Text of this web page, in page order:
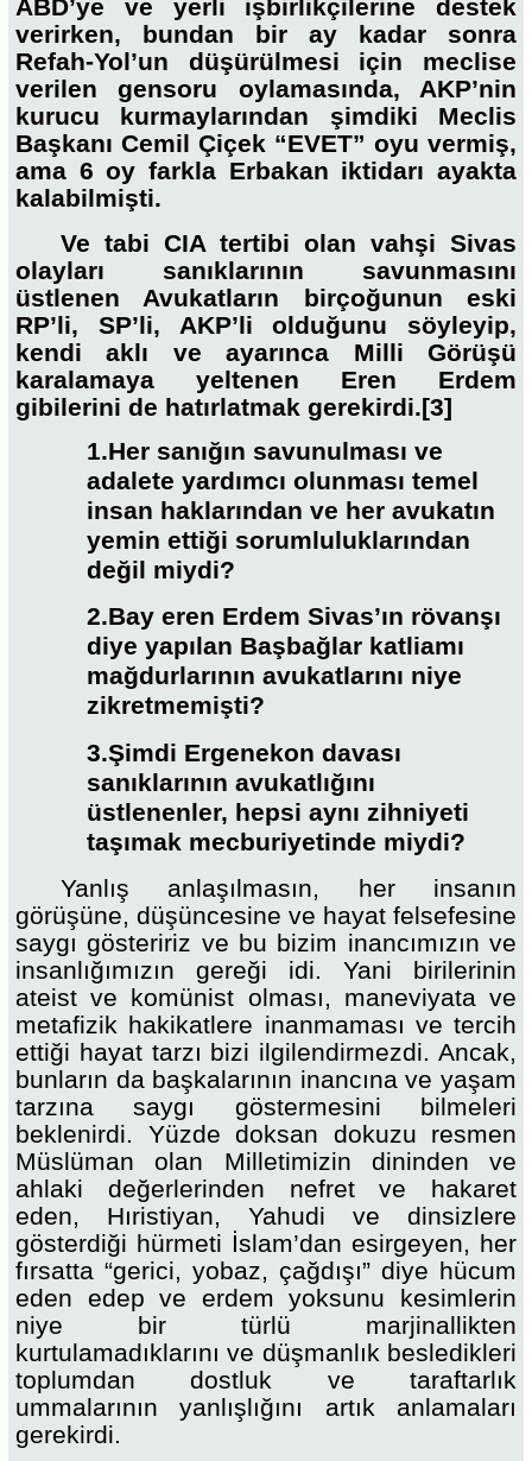
ABD’ye ve yerli işbirlikçilerine destek
verirken, bundan bir ay kadar sonra
Refah-Yol’un düşürülmesi için meclise
verilen gensoru oylamasında, AKP’nin
kurucu kurmaylarından şimdiki Meclis
Başkanı Cemil Çiçek “EVET” oyu vermiş,
ama 6 oy farkla Erbakan iktidarı ayakta
kalabilmişti.
Ve tabi CIA tertibi olan vahşi Sivas
olayları sanıklarının savunmasını
üstlenen Avukatların birçoğunun eski
RP’li, SP’li, AKP’li olduğunu söyleyip,
kendi aklı ve ayarınca Milli Görüşü
karalamaya yeltenen Eren Erdem
gibilerini de hatırlatmak gerekirdi.[3]
1.Her sanığın savunulması ve
adalete yardımcı olunması temel
insan haklarından ve her avukatın
yemin ettiği sorumluluklarından
değil miydi?
2.Bay eren Erdem Sivas’ın rövanşı
diye yapılan Başbağlar katliamı
mağdurlarının avukatlarını niye
zikretmemişti?
3.Şimdi Ergenekon davası
sanıklarının avukatlığını
üstlenenler, hepsi aynı zihniyeti
taşımak mecburiyetinde miydi?
Yanlış anlaşılmasın, her insanın
görüşüne, düşüncesine ve hayat felsefesine
saygı gösteririz ve bu bizim inancımızın ve
insanlığımızın gereği idi. Yani birilerinin
ateist ve komünist olması, maneviyata ve
metafizik hakikatlere inanmaması ve tercih
ettiği hayat tarzı bizi ilgilendirmezdi. Ancak,
bunların da başkalarının inancına ve yaşam
tarzına saygı göstermesini bilmeleri
beklenirdi. Yüzde doksan dokuzu resmen
Müslüman olan Milletimizin dininden ve
ahlaki değerlerinden nefret ve hakaret
eden, Hıristiyan, Yahudi ve dinsizlere
gösterdiği hürmeti İslam’dan esirgeyen, her
fırsatta “gerici, yobaz, çağdışı” diye hücum
eden edep ve erdem yoksunu kesimlerin
niye bir türlü marjinallikten
kurtulamadıklarını ve düşmanlık besledikleri
toplumdan dostluk ve taraftarlık
ummalarının yanlışlığını artık anlamaları
gerekirdi.